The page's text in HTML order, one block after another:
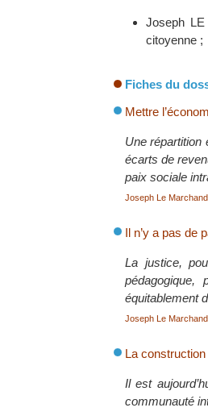
Joseph
citoyenne ;
Fiches du
Mettre
Une répartition
écarts de
paix sociale
Joseph Le Marchand
Il n’y a pas de
La justice,
pédagogique,
équitablement
Joseph Le Marchand
La construction
Il est
communauté